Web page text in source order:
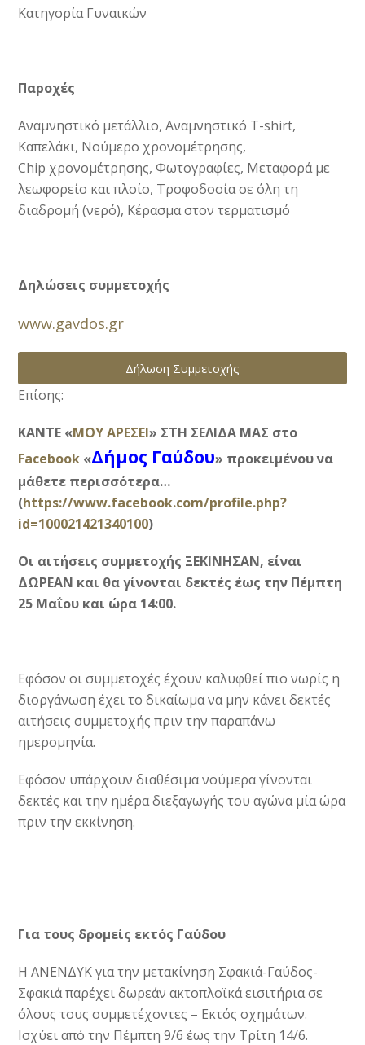
Κατηγορία Γυναικών
Παροχές
Αναμνηστικό μετάλλιο, Αναμνηστικό T-shirt,
Καπελάκι, Νούμερο χρονομέτρησης,
Chip χρονομέτρησης, Φωτογραφίες, Μεταφορά με
λεωφορείο και πλοίο, Τροφοδοσία σε όλη τη
διαδρομή (νερό), Κέρασμα στον τερματισμό
Δηλώσεις συμμετοχής
www.gavdos.gr
Δήλωση Συμμετοχής
Επίσης:
ΚΑΝΤΕ «ΜΟΥ ΑΡΕΣΕΙ» ΣΤΗ ΣΕΛΙΔΑ ΜΑΣ στο
Facebook «Δήμος Γαύδου» προκειμένου να
μάθετε περισσότερα…
(https://www.facebook.com/profile.php?
id=100021421340100)
Οι αιτήσεις συμμετοχής ΞΕΚΙΝΗΣΑΝ, είναι
ΔΩΡΕΑΝ και θα γίνονται δεκτές έως την Πέμπτη
25 Μαΐου και ώρα 14:00.
Εφόσον οι συμμετοχές έχουν καλυφθεί πιο νωρίς η
διοργάνωση έχει το δικαίωμα να μην κάνει δεκτές
αιτήσεις συμμετοχής πριν την παραπάνω
ημερομηνία.
Εφόσον υπάρχουν διαθέσιμα νούμερα γίνονται
δεκτές και την ημέρα διεξαγωγής του αγώνα μία ώρα
πριν την εκκίνηση.
Για τους δρομείς εκτός Γαύδου
Η ΑΝENΔYK για την μετακίνηση Σφακιά-Γαύδος-
Σφακιά παρέχει δωρεάν ακτοπλοϊκά εισιτήρια σε
όλους τους συμμετέχοντες – Εκτός οχημάτων.
Ισχύει από την Πέμπτη 9/6 έως την Τρίτη 14/6.